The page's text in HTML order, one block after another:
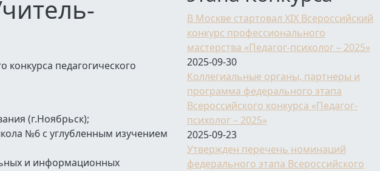
педагогического
(г.Ноябрьск);
№6 с углубленным изучением
и информационных
В Москве стартовал XIX Всероссийский
конкурс профессионального
мастерства «Педагог-психолог – 2025»
2025-09-30
Коллегиальные органы, партнеры и
программа федерального этапа
Всероссийского конкурса «Педагог-
психолог – 2025»
2025-09-23
Утвержден перечень номинаций
федерального этапа Всероссийского